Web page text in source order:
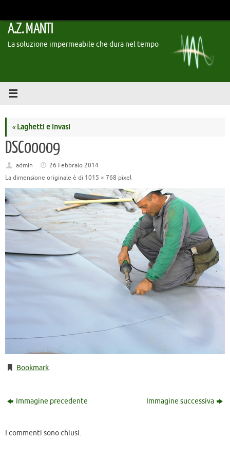
contenuto
A.Z. MANTI
La soluzione impermeabile che dura nel tempo
«Laghetti e invasi
DSC00009
admin
26 Febbraio 2014
La dimensione originale è di 1015 × 768 pixel
Bookmark.
Immagine precedente Immagine successiva
I commenti sono chiusi.